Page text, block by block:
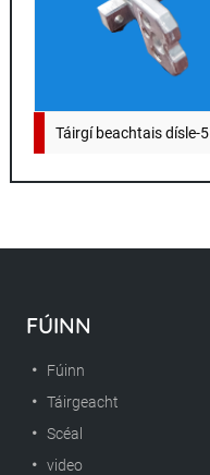
Táirgí beachtais dísle-5
FÚINN
Fúinn
Táirgeacht
Scéal
video